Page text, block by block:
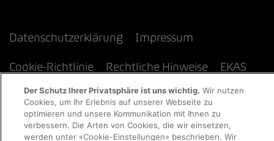
Datenschutzerklärung Impressum
Cookie-Richtlinie Rechtliche Hinweise EKAS
Der Schutz Ihrer Privatsphäre ist uns wichtig. Wir nutzen
Cookies, um Ihr Erlebnis auf unserer Webseite zu
optimieren und unsere Kommunikation mit Ihnen zu
verbessern. Die Arten von Cookies, die wir einsetzen,
werden unter «Cookie-Einstellungen» beschrieben. Wir